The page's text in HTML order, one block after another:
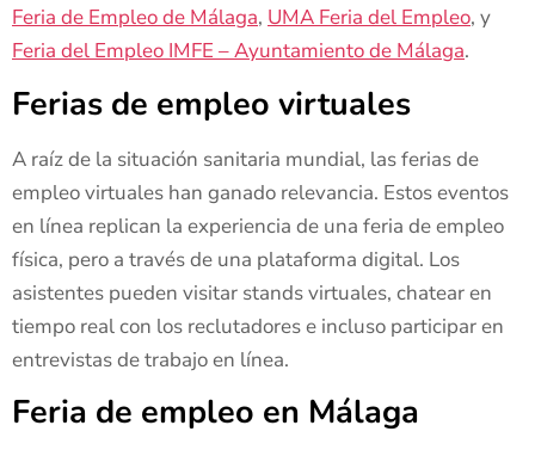
Feria de Empleo de Málaga, UMA Feria del Empleo, y
Feria del Empleo IMFE – Ayuntamiento de Málaga.
Ferias de empleo virtuales
A raíz de la situación sanitaria mundial, las ferias de
empleo virtuales han ganado relevancia. Estos eventos
en línea replican la experiencia de una feria de empleo
física, pero a través de una plataforma digital. Los
asistentes pueden visitar stands virtuales, chatear en
tiempo real con los reclutadores e incluso participar en
entrevistas de trabajo en línea.
Feria de empleo en Málaga